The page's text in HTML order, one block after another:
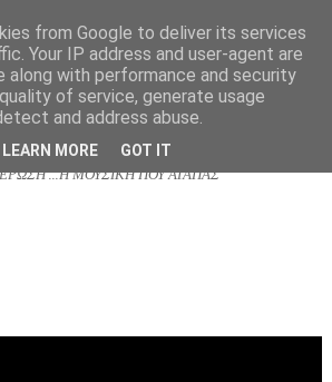
...Η ΜΟΥΣΙΚΗ ΠΟΥ ΑΓΑΠΑΣ
from Google to deliver its services
Your IP address and user-agent are
along with performance and security
of service, generate usage
and address abuse.
LEARN MORE GOT IT